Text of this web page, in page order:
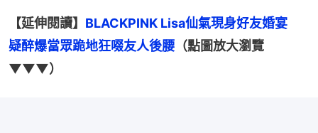
【延伸閱讀】 BLACKPINK Lisa仙氣現身好友婚宴
疑醉爆當眾跪地狂啜友人後腰 （點圖放大瀏覽
▼▼▼）